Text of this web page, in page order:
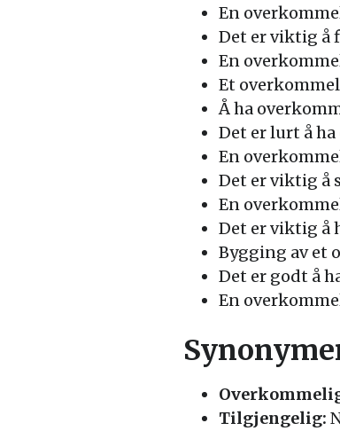
En
Det er viktig å
En
Et
Å ha
Det er lurt å
En
Det er viktig å
En
Det er viktig å
Bygging av et
Det er godt å
En
Tilgjengelig: